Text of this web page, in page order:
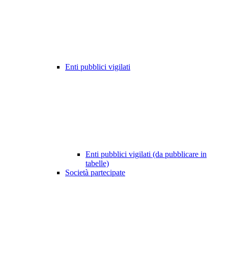
Enti pubblici vigilati
Enti pubblici vigilati (da pubblicare in
tabelle)
Società partecipate